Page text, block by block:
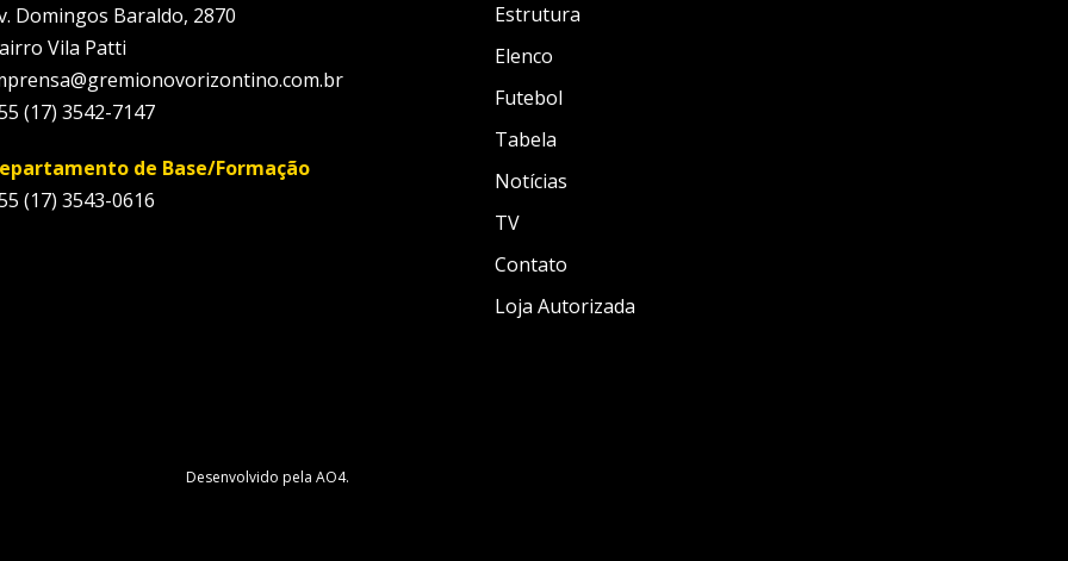
Domingos Baraldo, 2870
Vila Patti
(17) 3542-7147
de Base/Formação
(17) 3543-0616
Estrutura
Elenco
Futebol
Tabela
Notícias
TV
Contato
Loja Autorizada
Desenvolvido pela AO4.